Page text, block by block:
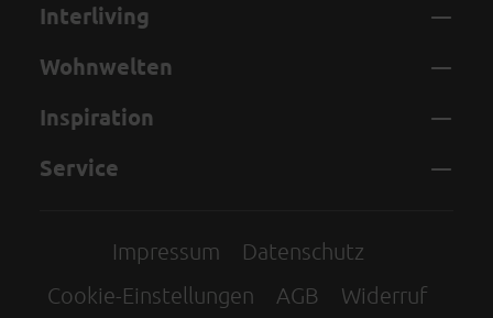
Interliving
Wohnwelten
Inspiration
Service
Impressum
Datenschutz
Cookie-Einstellungen
AGB Widerruf